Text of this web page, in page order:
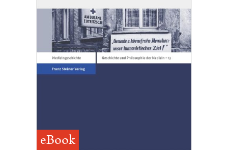
eBook